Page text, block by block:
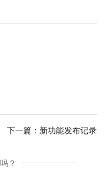
下一篇： 新功能发布记录
？